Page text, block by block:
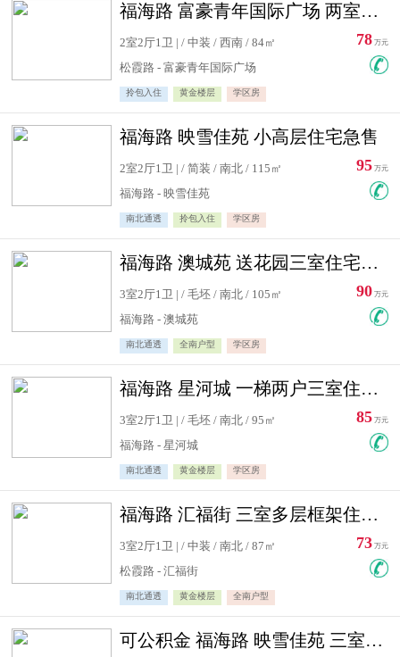
福海路 富豪青年国际广场 两室住宅急售
2室2厅1卫 | / 中装 / 西南 / 84㎡
松霞路 - 富豪青年国际广场
拎包入住 黄金楼层 学区房
78 万元
福海路 映雪佳苑 小高层住宅急售
2室2厅1卫 | / 简装 / 南北 / 115㎡
福海路 - 映雪佳苑
南北通透 拎包入住 学区房
95 万元
福海路 澳城苑 送花园三室住宅急售
3室2厅1卫 | / 毛坯 / 南北 / 105㎡
福海路 - 澳城苑
南北通透 全南户型 学区房
90 万元
福海路 星河城 一梯两户三室住宅急售
3室2厅1卫 | / 毛坯 / 南北 / 95㎡
福海路 - 星河城
南北通透 黄金楼层 学区房
85 万元
福海路 汇福街 三室多层框架住宅急售
3室2厅1卫 | / 中装 / 南北 / 87㎡
松霞路 - 汇福街
南北通透 黄金楼层 全南户型
73 万元
可公积金 福海路 映雪佳苑 三室住宅急售送小棚